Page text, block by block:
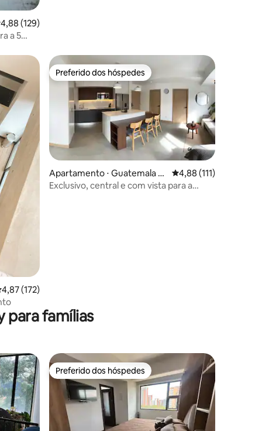
de uma avaliação média de 5, 129 avaliações
4,88 (129)
a 5
de uma avaliação média de 5, 172 avaliações
4,87 (172)
Preferido dos hóspedes
Preferido dos hóspedes
Apartamento ⋅ Guatemala Ci
ty
4,88 de uma avaliação
4,88 (111)
Exclusivo, central e com vista para a
para famílias
Preferido dos hóspedes
Preferido dos hóspedes